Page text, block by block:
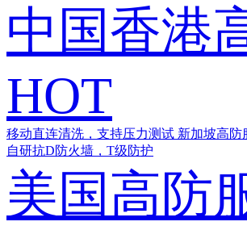
中国香港
HOT
移动直连清洗，支持压力测试 新加坡高防
自研抗D防火墙，T级防护
美国高防